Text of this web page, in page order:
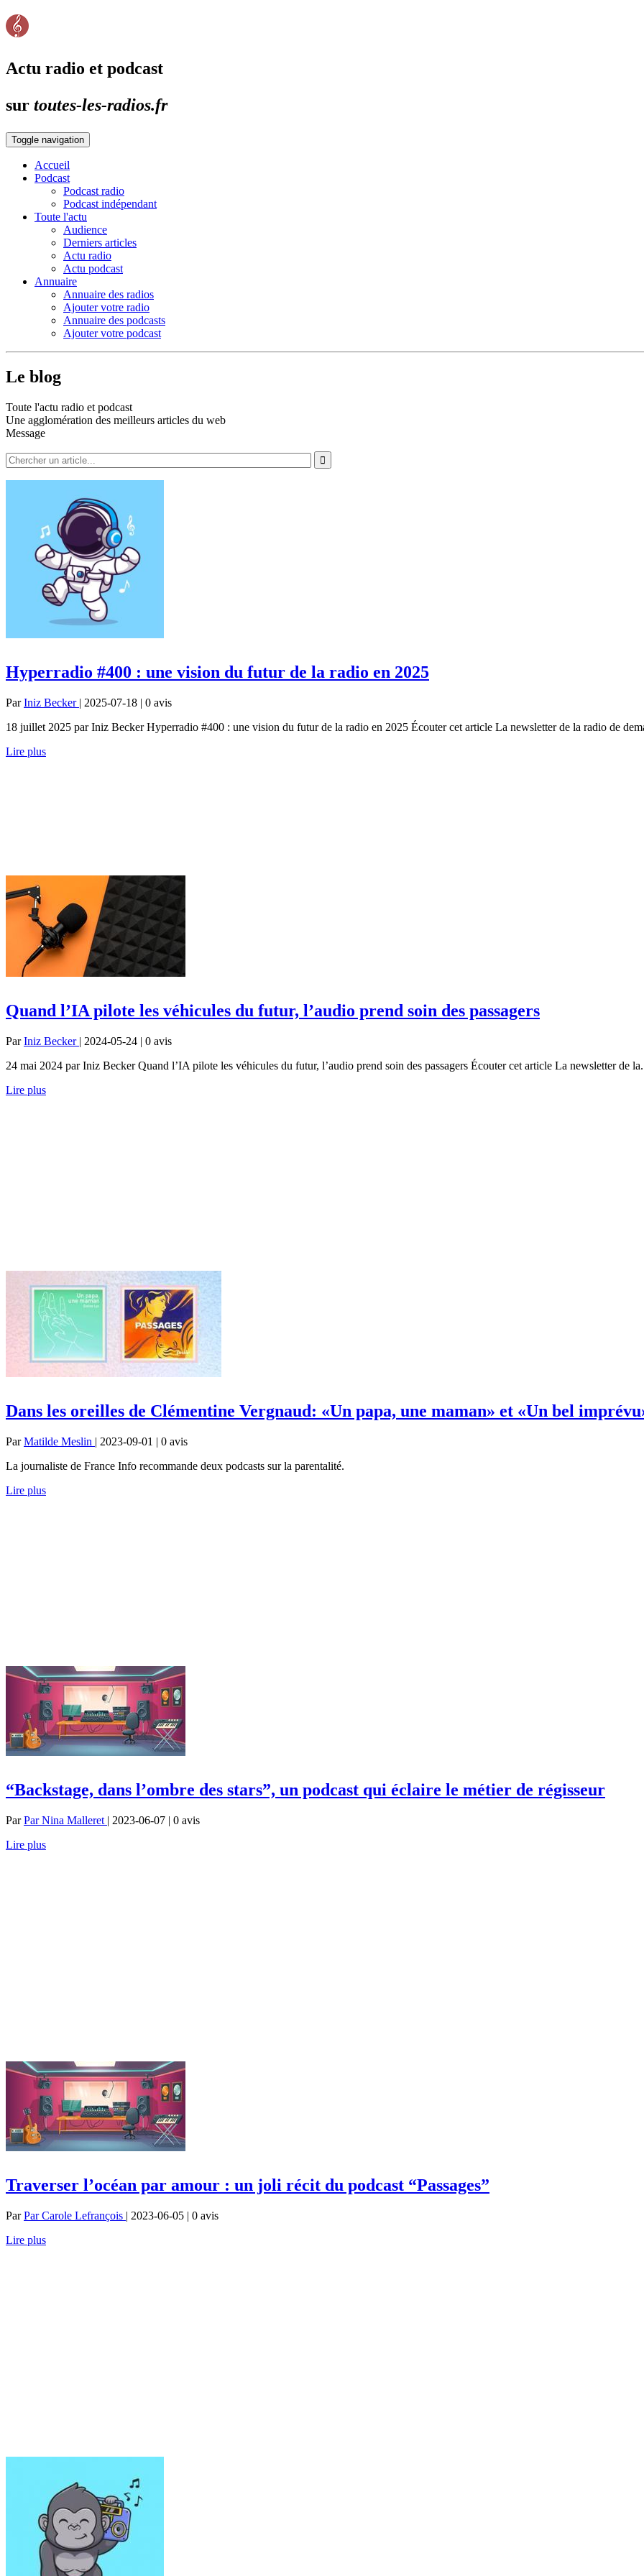
Actu radio et podcast
sur toutes-les-radios.fr
Toggle navigation
Accueil
Podcast
Podcast radio
Podcast indépendant
Toute l'actu
Audience
Derniers articles
Actu radio
Actu podcast
Annuaire
Annuaire des radios
Ajouter votre radio
Annuaire des podcasts
Ajouter votre podcast
Le blog
Toute l'actu radio et podcast
Une agglomération des meilleurs articles du web
Message
Hyperradio #400 : une vision du futur de la radio en 2025
ParIniz Becker | 2025-07-18 | 0 avis
18 juillet 2025 par Iniz Becker Hyperradio #400 : une vision du futur de la radio en 2025 Écouter cet article La newsletter de la radio de
Lire plus
Quand l’IA pilote les véhicules du futur, l’audio prend soin des passagers
ParIniz Becker | 2024-05-24 | 0 avis
24 mai 2024 par Iniz Becker Quand l’IA pilote les véhicules du futur, l’audio prend soin des passagers Écouter cet article La newsletter de
Lire plus
Dans les oreilles de Clémentine Vergnaud: «Un papa, une maman» et «Un bel
ParMatilde Meslin | 2023-09-01 | 0 avis
La journaliste de France Info recommande deux podcasts sur la parentalité.
Lire plus
“Backstage, dans l’ombre des stars”, un podcast qui éclaire le métier de régisseur
ParPar Nina Malleret | 2023-06-07 | 0 avis
Lire plus
Traverser l’océan par amour : un joli récit du podcast “Passages”
ParPar Carole Lefrançois | 2023-06-05 | 0 avis
Lire plus